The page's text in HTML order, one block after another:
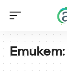
Етикет: